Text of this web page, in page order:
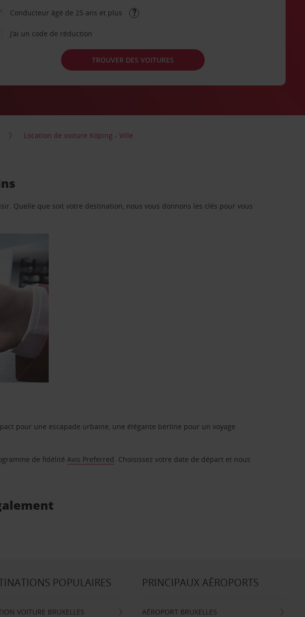
Conducteur âgé de 25 ans et plus
J’ai un code de réduction
TROUVER DES VOITURES
Location de voiture Köping - Ville
Quelle que soit votre destination, nous vous donnons les clés pour vous
pour une escapade urbaine, une élégante berline pour un voyage
de fidélitéAvis Preferred. Choisissez votre date de départ et nous
POPULAIRES
VOITURE BRUXELLES
PRINCIPAUX AÉROPORTS
AÉROPORT BRUXELLES